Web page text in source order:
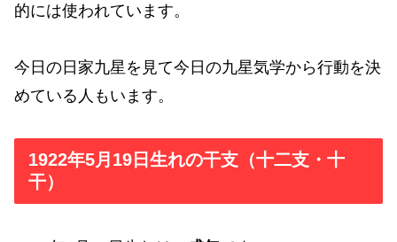
的には使われています。
今日の日家九星を見て今日の九星気学から行動を決
めている人もいます。
1922年5月19日生れの干支（十二支・十
干）